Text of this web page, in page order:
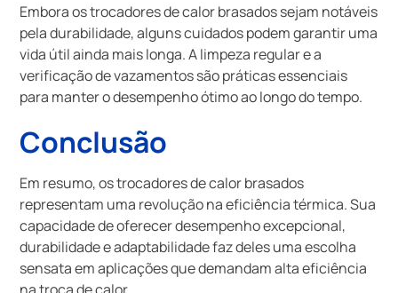
Embora os trocadores de calor brasados sejam notáveis
pela durabilidade, alguns cuidados podem garantir uma
vida útil ainda mais longa. A limpeza regular e a
verificação de vazamentos são práticas essenciais
para manter o desempenho ótimo ao longo do tempo.
Conclusão
Em resumo, os trocadores de calor brasados
representam uma revolução na eficiência térmica. Sua
capacidade de oferecer desempenho excepcional,
durabilidade e adaptabilidade faz deles uma escolha
sensata em aplicações que demandam alta eficiência
na troca de calor.